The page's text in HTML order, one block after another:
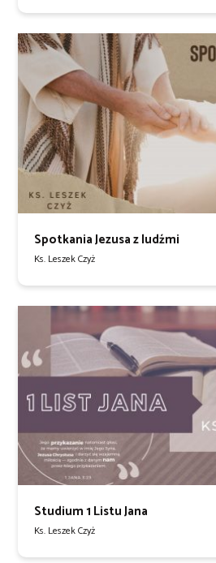
Spotkania Jezusa z ludźmi
Ks. Leszek Czyż
Studium 1 Listu Jana
Ks. Leszek Czyż